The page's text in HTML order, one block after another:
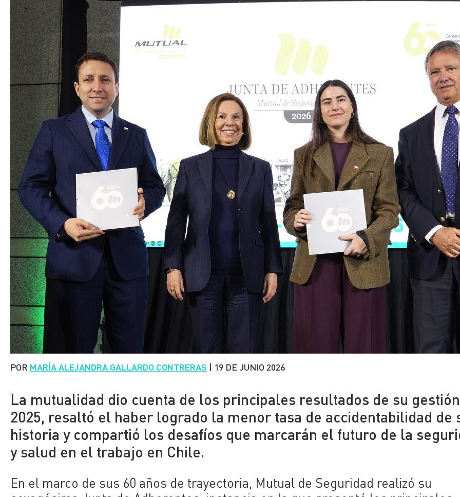
POR MARÍA ALEJANDRA GALLARDO CONTRERAS | 19 DE JUNIO 2026
La mutualidad dio cuenta de los principales resultados de su gestión
2025, resaltó el haber logrado la menor tasa de accidentabilidad de
historia y compartió los desafíos que marcarán el futuro de la
y salud en el trabajo en Chile.
En el marco de sus 60 años de trayectoria, Mutual de Seguridad realizó su